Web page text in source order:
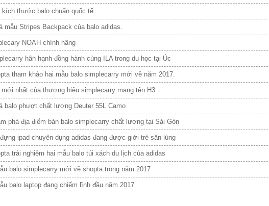
kích thước balo chuẩn quốc tế
mẫu Stripes Backpack của balo adidas.
NOAH chính hãng
hân hạnh đồng hành cùng ILA trong du học tại Úc
tham khảo hai mẫu balo simplecarry mới về năm 2017.
mới nhất của thương hiệu simplecarry mang tên H3
balo phượt chất lượng Deuter 55L Camo
phá địa điểm bán balo simplecarry chất lượng tại Sài Gòn
ipad chuyên dụng adidas đang được giới trẻ săn lùng
trải nghiệm hai mẫu balo túi xách du lịch của adidas
balo simplecarry mới về shopta trong năm 2017
balo laptop đang chiếm lĩnh đầu năm 2017